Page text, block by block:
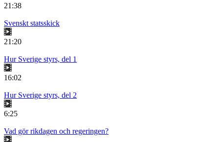
21:38
Svenskt statsskick
21:20
Hur Sverige styrs, del 1
16:02
Hur Sverige styrs, del 2
6:25
Vad gör rikdagen och regeringen?